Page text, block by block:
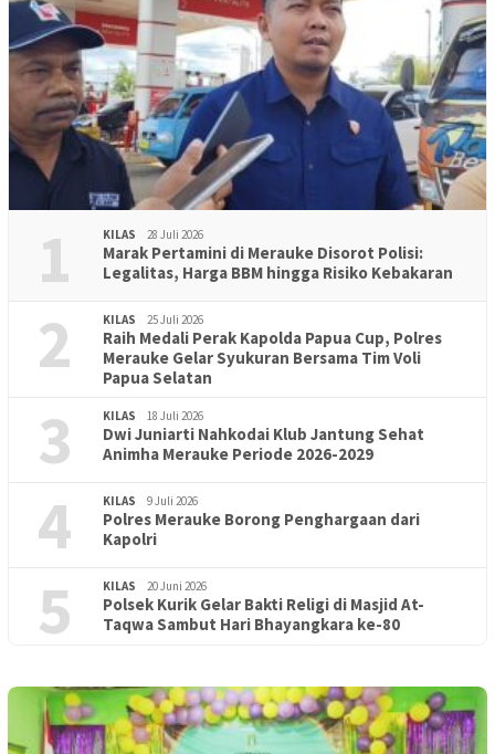
1 KILAS 28 Juli 2026
Marak Pertamini di Merauke Disorot Polisi:
Legalitas, Harga BBM hingga Risiko Kebakaran
2 KILAS 25 Juli 2026
Raih Medali Perak Kapolda Papua Cup, Polres
Merauke Gelar Syukuran Bersama Tim Voli
Papua Selatan
3 KILAS 18 Juli 2026
Dwi Juniarti Nahkodai Klub Jantung Sehat
Animha Merauke Periode 2026-2029
4 KILAS 9 Juli 2026
Polres Merauke Borong Penghargaan dari
Kapolri
5 KILAS 20 Juni 2026
Polsek Kurik Gelar Bakti Religi di Masjid At-
Taqwa Sambut Hari Bhayangkara ke-80